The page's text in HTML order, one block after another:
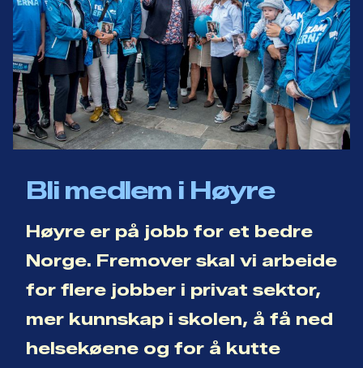
Bli medlem i Høyre
Høyre er på jobb for et bedre
Norge. Fremover skal vi arbeide
for flere jobber i privat sektor,
mer kunnskap i skolen, å få ned
helsekøene og for å kutte